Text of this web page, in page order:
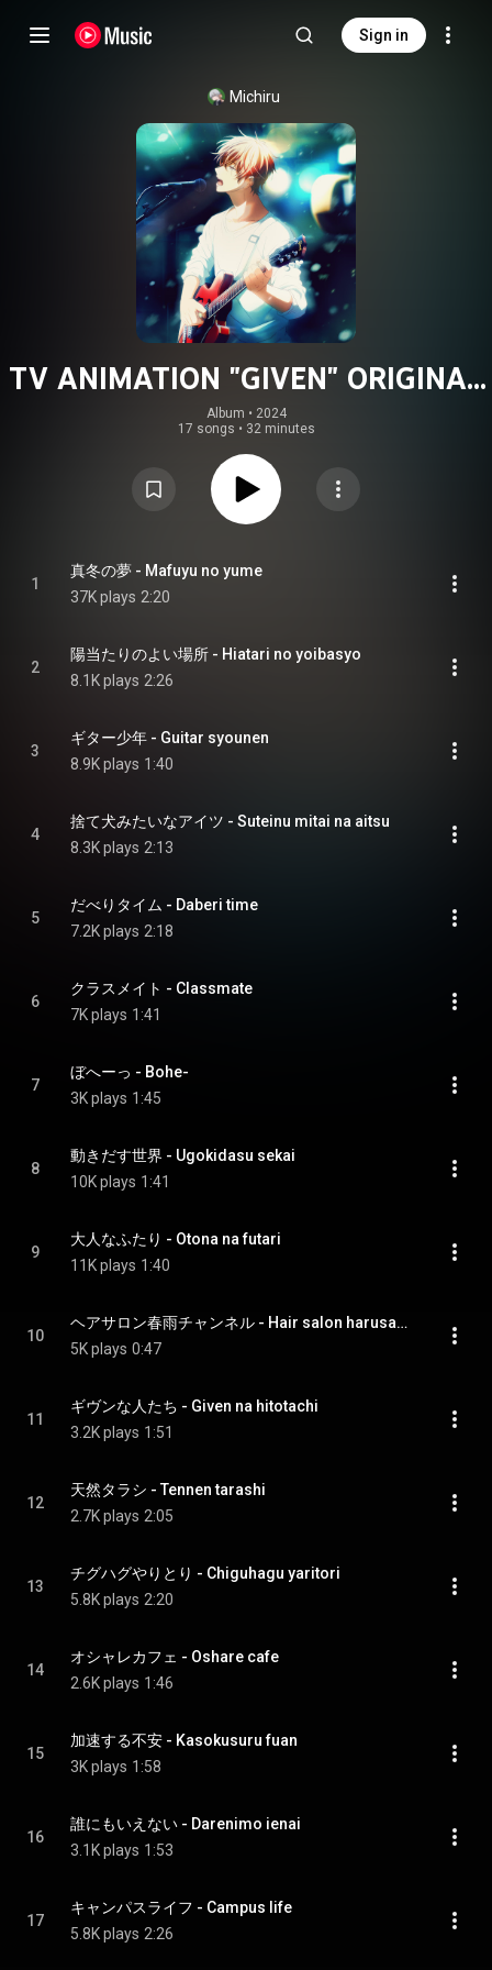
Sign in
Michiru
TV ANIMATION "GIVEN" ORIGINAL
SOUNDTRACK Vol.1
Album • 2024
17 songs • 32 minutes
1
真冬の夢 - Mafuyu no yume
37K plays 2:20
2
陽当たりのよい場所 - Hiatari no yoibasyo
8.1K plays 2:26
3
ギター少年 - Guitar syounen
8.9K plays 1:40
4
捨て犬みたいなアイツ - Suteinu mitai na aitsu
8.3K plays 2:13
5
だべりタイム - Daberi time
7.2K plays 2:18
6
クラスメイト - Classmate
7K plays 1:41
7
ぼへーっ - Bohe-
3K plays 1:45
8
動きだす世界 - Ugokidasu sekai
10K plays 1:41
9
大人なふたり - Otona na futari
11K plays 1:40
10
ヘアサロン春雨チャンネル - Hair salon harusame channel
5K plays 0:47
11
ギヴンな人たち - Given na hitotachi
3.2K plays 1:51
12
天然タラシ - Tennen tarashi
2.7K plays 2:05
13
チグハグやりとり - Chiguhagu yaritori
5.8K plays 2:20
14
オシャレカフェ - Oshare cafe
2.6K plays 1:46
15
加速する不安 - Kasokusuru fuan
3K plays 1:58
16
誰にもいえない - Darenimo ienai
3.1K plays 1:53
17
キャンパスライフ - Campus life
5.8K plays 2:26